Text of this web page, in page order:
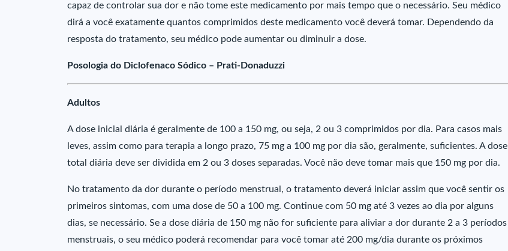
capaz de controlar sua dor e não tome este medicamento por mais tempo que o necessário. Seu médico
dirá a você exatamente quantos comprimidos deste medicamento você deverá tomar. Dependendo da
resposta do tratamento, seu médico pode aumentar ou diminuir a dose.
Posologia do Diclofenaco Sódico – Prati-Donaduzzi
Adultos
A dose inicial diária é geralmente de 100 a 150 mg, ou seja, 2 ou 3 comprimidos por dia. Para casos mais
leves, assim como para terapia a longo prazo, 75 mg a 100 mg por dia são, geralmente, suficientes. A dose
total diária deve ser dividida em 2 ou 3 doses separadas. Você não deve tomar mais que 150 mg por dia.
No tratamento da dor durante o período menstrual, o tratamento deverá iniciar assim que você sentir os
primeiros sintomas, com uma dose de 50 a 100 mg. Continue com 50 mg até 3 vezes ao dia por alguns
dias, se necessário. Se a dose diária de 150 mg não for suficiente para aliviar a dor durante 2 a 3 períodos
menstruais, o seu médico poderá recomendar para você tomar até 200 mg/dia durante os próximos